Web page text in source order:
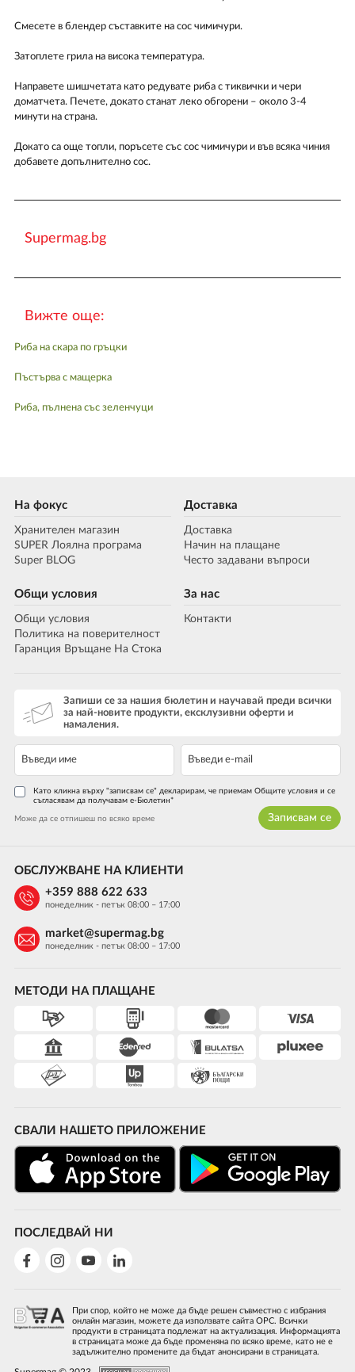
Смесете в блендер съставките на сос чимичури.
Затоплете грила на висока температура.
Направете шишчетата като редувате риба с тиквички и чери
доматчета. Печете, докато станат леко обгорени – около 3-4
минути на страна.
Докато са още топли, поръсете със сос чимичури и във всяка чиния
добавете допълнително сос.
Supermag.bg
Вижте още:
Риба на скара по гръцки
Пъстърва с мащерка
Риба, пълнена със зеленчуци
На фокус
Хранителен магазин
SUPER Лоялна програма
Super BLOG
Доставка
Доставка
Начин на плащане
Често задавани въпроси
Общи условия
Общи условия
Политика на поверителност
Гаранция Връщане На Стока
За нас
Контакти
Запиши се за нашия бюлетин и научавай преди всички
за най-новите продукти, ексклузивни оферти и
намаления.
Като кликна върху "записвам се" декларирам, че приемам Общите условия и се
съгласявам да получавам е-Бюлетин*
Може да се отпишеш по всяко време Записвам се
МЕТОДИ НА ПЛАЩАНЕ
СВАЛИ НАШЕТО ПРИЛОЖЕНИЕ
ПОСЛЕДВАЙ НИ
ОБСЛУЖВАНЕ НА КЛИЕНТИ
+359 888 622 633
понеделник - петък 08:00 – 17:00
market@supermag.bg
понеделник - петък 08:00 – 17:00
При спор, който не може да бъде решен съвместно с избрания
онлайн магазин, можете да използвате сайта ОРС. Всички
продукти в страницата подлежат на актуализация. Информацията
в страницата може да бъде променяна по всяко време, като не е
задължително промените да бъдат анонсирани в страницата.